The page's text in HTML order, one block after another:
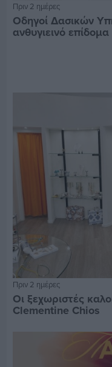
Πριν 2 ημέρες
Οδηγοί Δασικών
ανθυγιεινό επίδομα
Πριν 2 ημέρες
Οι ξεχωριστές
Clementine Chios